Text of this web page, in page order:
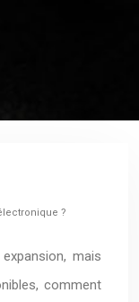
?
mais
comment